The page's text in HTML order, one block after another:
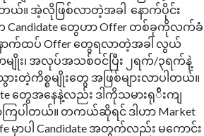
တယ်။ အဲ့လိုဖြစ်လာတဲ့အခါ နောက်ပိုင်း
Candidate တွေဟာ Offer တစ်ခုကိုလက်ခံ
မှ နောက်ထပ် Offer တွေရလာတဲ့အခါ လွယ်
း၊ အလုပ်အသစ်ဝင်ပြီး ၂ရက်/၃ရက်နဲ့
တဲ့ကိစ္စမျိုးတွေ အဖြစ်များလာပါတယ်။
တွေအနေနဲ့လည်း ဒါကိုသမားရု်ိးကျ
ာကြပါတယ်။ တကယ်ဆိုရင် ဒါဟာ Market
မှာပါ Candidate အတွက်လည်း မကောင်း